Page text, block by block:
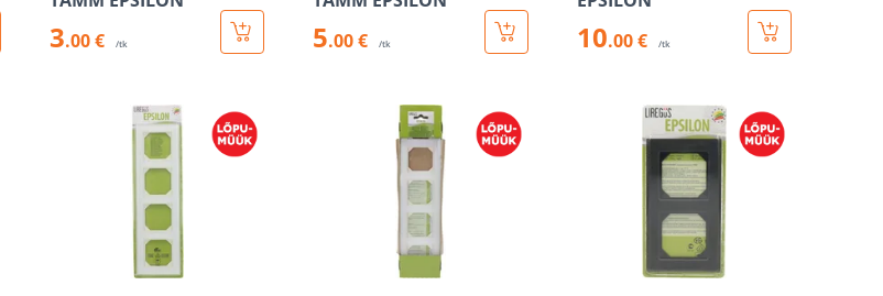
3.00 € /tk 5.00 € /tk 10.00 € /tk